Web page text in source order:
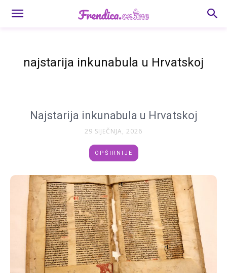
najstarija inkunabula u Hrvatskoj
Najstarija inkunabula u Hrvatskoj
29 SIJEČNJA, 2026
OPŠIRNIJE